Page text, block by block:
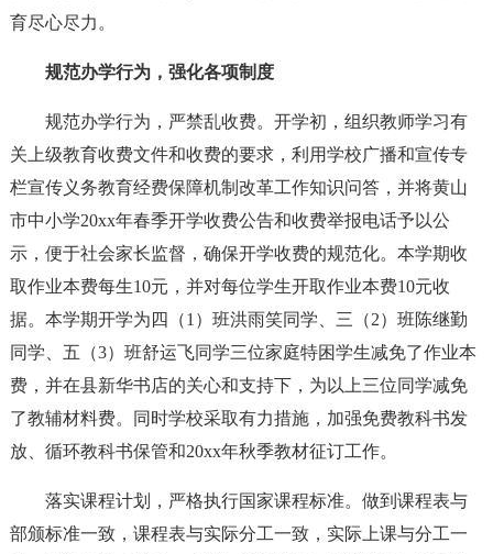
育尽心尽力。
规范办学行为，强化各项制度
规范办学行为，严禁乱收费。开学初，组织教师学习有
关上级教育收费文件和收费的要求，利用学校广播和宣传专
栏宣传义务教育经费保障机制改革工作知识问答，并将黄山
市中小学20xx年春季开学收费公告和收费举报电话予以公
示，便于社会家长监督，确保开学收费的规范化。本学期收
取作业本费每生10元，并对每位学生开取作业本费10元收
据。本学期开学为四（1）班洪雨笑同学、三（2）班陈继勤
同学、五（3）班舒运飞同学三位家庭特困学生减免了作业本
费，并在县新华书店的关心和支持下，为以上三位同学减免
了教辅材料费。同时学校采取有力措施，加强免费教科书发
放、循环教科书保管和20xx年秋季教材征订工作。
落实课程计划，严格执行国家课程标准。做到课程表与
部颁标准一致，课程表与实际分工一致，实际上课与分工一